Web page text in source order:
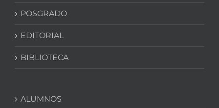
POSGRADO
EDITORIAL
BIBLIOTECA
ALUMNOS